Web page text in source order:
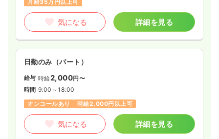
月給35万円以上可
気になる 詳細を見る
日勤のみ（パート）
給与 時給2,000円〜
時間 9:00～18:00
オンコールあり
時給2,000円以上可
気になる 詳細を見る